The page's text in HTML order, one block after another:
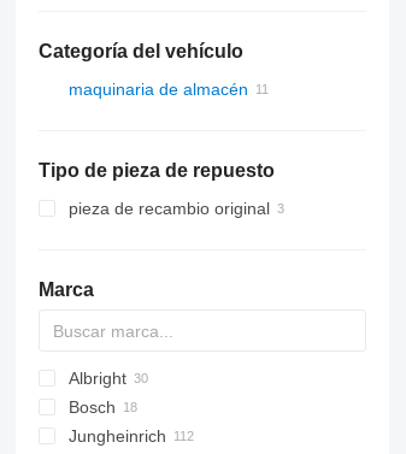
Categoría del vehículo
maquinaria de almacén
carretillas eléctricas
apiladores
Tipo de pieza de repuesto
pieza de recambio original
Marca
Albright
Bosch
H-series
531
Jungheinrich